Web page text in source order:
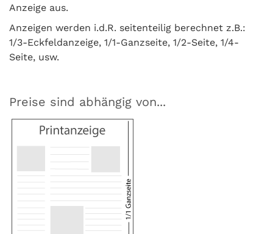
Anzeige aus.
Anzeigen werden i.d.R. seitenteilig berechnet z.B.:
1/3-Eckfeldanzeige, 1/1-Ganzseite, 1/2-Seite, 1/4-
Seite, usw.
Preise sind abhängig von...